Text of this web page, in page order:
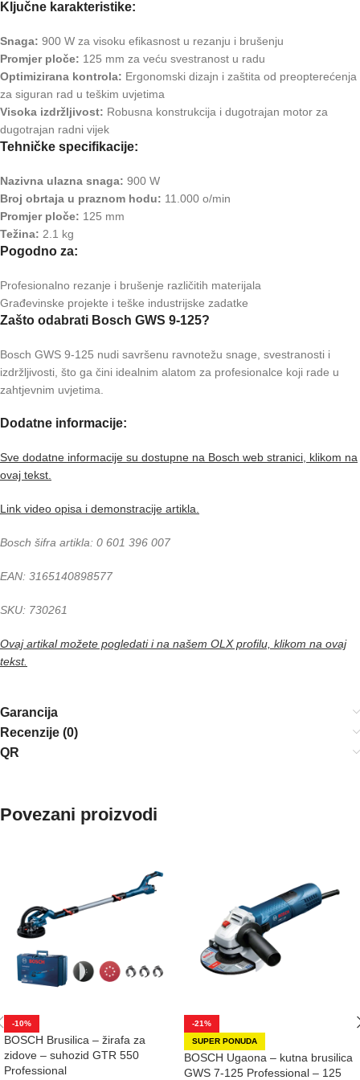
Ključne karakteristike:
Snaga: 900 W za visoku efikasnost u rezanju i brušenju
Promjer ploče: 125 mm za veću svestranost u radu
Optimizirana kontrola: Ergonomski dizajn i zaštita od preopterećenja
za siguran rad u teškim uvjetima
Visoka izdržljivost: Robusna konstrukcija i dugotrajan motor za
dugotrajan radni vijek
Tehničke specifikacije:
Nazivna ulazna snaga: 900 W
Broj obrtaja u praznom hodu: 11.000 o/min
Promjer ploče: 125 mm
Težina: 2.1 kg
Pogodno za:
Profesionalno rezanje i brušenje različitih materijala
Građevinske projekte i teške industrijske zadatke
Zašto odabrati Bosch GWS 9-125?
Bosch GWS 9-125 nudi savršenu ravnotežu snage, svestranosti i
izdržljivosti, što ga čini idealnim alatom za profesionalce koji rade u
zahtjevnim uvjetima.
Dodatne informacije:
Sve dodatne informacije su dostupne na Bosch web stranici, klikom na
ovaj tekst.
Link video opisa i demonstracije artikla.
Bosch šifra artikla: 0 601 396 007
EAN: 3165140898577
SKU: 730261
Ovaj artikal možete pogledati i na našem OLX profilu, klikom na ovaj
tekst.
Garancija
Recenzije (0)
QR
Povezani proizvodi
-10%
BOSCH Brusilica – žirafa za
zidove – suhozid GTR 550
Professional
-21%
SUPER PONUDA
BOSCH Ugaona – kutna brusilica
GWS 7-125 Professional – 125